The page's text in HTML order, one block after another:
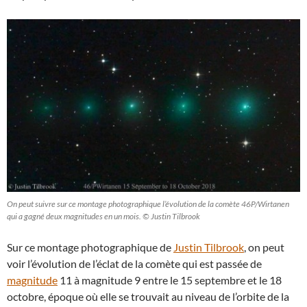
On peut suivre sur ce montage photographique l’évolution de la comète 46P/Wirtanen
qui a gagné deux magnitudes en un mois. © Justin Tilbrook
Sur ce montage photographique de Justin Tilbrook, on peut
voir l’évolution de l’éclat de la comète qui est passée de
magnitude 11 à magnitude 9 entre le 15 septembre et le 18
octobre, époque où elle se trouvait au niveau de l’orbite de la